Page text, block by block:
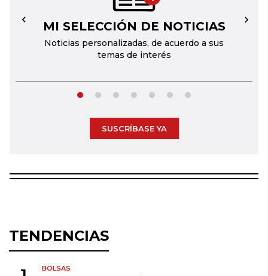
MI SELECCIÓN DE NOTICIAS
Noticias personalizadas, de acuerdo a sus
temas de interés
← →
SUSCRÍBASE YA
TENDENCIAS
BOLSAS